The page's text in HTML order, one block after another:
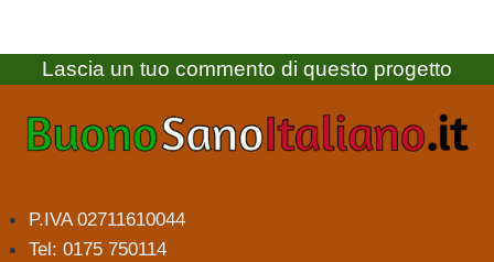
Lascia un tuo commento di questo progetto
P.IVA 02711610044
Tel: 0175 750114